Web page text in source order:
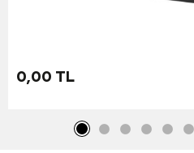
0,00 TL